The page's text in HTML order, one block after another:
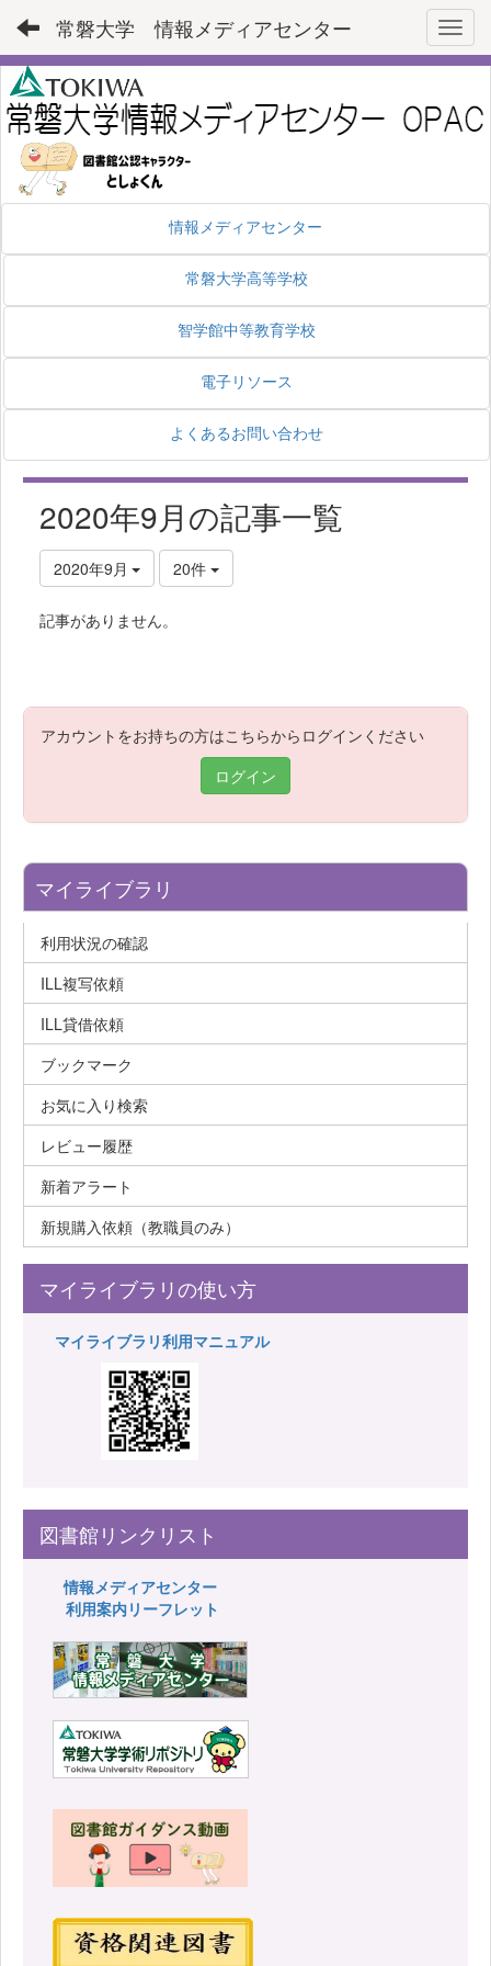
常磐大学 情報メディアセンター
情報メディアセンター
常磐大学高等学校
智学館中等教育学校
電子リソース
よくあるお問い合わせ
2020年9月の記事一覧
2020年9月 20件
記事がありません。
アカウントをお持ちの方はこちらからログインください
ログイン
マイライブラリ
利用状況の確認
ILL複写依頼
ILL貸借依頼
ブックマーク
お気に入り検索
レビュー履歴
新着アラート
新規購入依頼（教職員のみ）
マイライブラリの使い方
マイライブラリ利用マニュアル
図書館リンクリスト
情報メディアセンター
利用案内リーフレット